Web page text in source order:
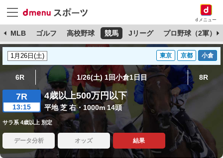
dメニュー
MLB ゴルフ 高校野球 競馬 Jリーグ プロ野球（2軍）
東京 京都 小倉
6R 1/26(土) 1回小倉1日目 8R
7R
13:15
4歳以上500万円以下
平地 芝 右・1000m 14頭
サラ系 4歳以上 別定
データ分析 オッズ 結果